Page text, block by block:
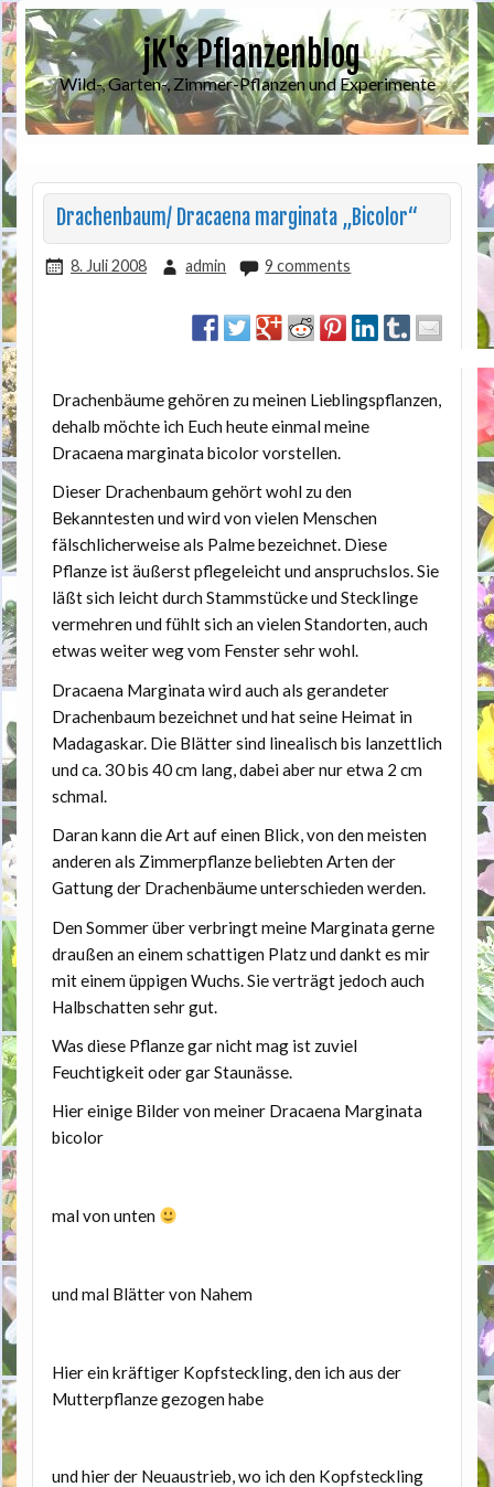
jK's Pflanzenblog
Wild-, Garten-, Zimmer-Pflanzen und Experimente
Drachenbaum/ Dracaena marginata „Bicolor“
8. Juli 2008 admin 9 comments
Drachenbäume gehören zu meinen Lieblingspflanzen,
dehalb möchte ich Euch heute einmal meine
Dracaena marginata bicolor vorstellen.
Dieser Drachenbaum gehört wohl zu den
Bekanntesten und wird von vielen Menschen
fälschlicherweise als Palme bezeichnet. Diese
Pflanze ist äußerst pflegeleicht und anspruchslos. Sie
läßt sich leicht durch Stammstücke und Stecklinge
vermehren und fühlt sich an vielen Standorten, auch
etwas weiter weg vom Fenster sehr wohl.
Dracaena Marginata wird auch als gerandeter
Drachenbaum bezeichnet und hat seine Heimat in
Madagaskar. Die Blätter sind linealisch bis lanzettlich
und ca. 30 bis 40 cm lang, dabei aber nur etwa 2 cm
schmal.
Daran kann die Art auf einen Blick, von den meisten
anderen als Zimmerpflanze beliebten Arten der
Gattung der Drachenbäume unterschieden werden.
Den Sommer über verbringt meine Marginata gerne
draußen an einem schattigen Platz und dankt es mir
mit einem üppigen Wuchs. Sie verträgt jedoch auch
Halbschatten sehr gut.
Was diese Pflanze gar nicht mag ist zuviel
Feuchtigkeit oder gar Staunässe.
Hier einige Bilder von meiner Dracaena Marginata
bicolor
mal von unten
und mal Blätter von Nahem
Hier ein kräftiger Kopfsteckling, den ich aus der
Mutterpflanze gezogen habe
und hier der Neuaustrieb, wo ich den Kopfsteckling